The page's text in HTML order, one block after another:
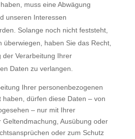
muss eine Abwägung
unseren Interessen
Solange noch nicht feststeht,
überwiegen, haben Sie das Recht,
der Verarbeitung Ihrer
Daten zu verlangen.
Ihrer personenbezogenen
haben, dürfen diese Daten – von
– nur mit Ihrer
Geltendmachung, Ausübung oder
oder zum Schutz